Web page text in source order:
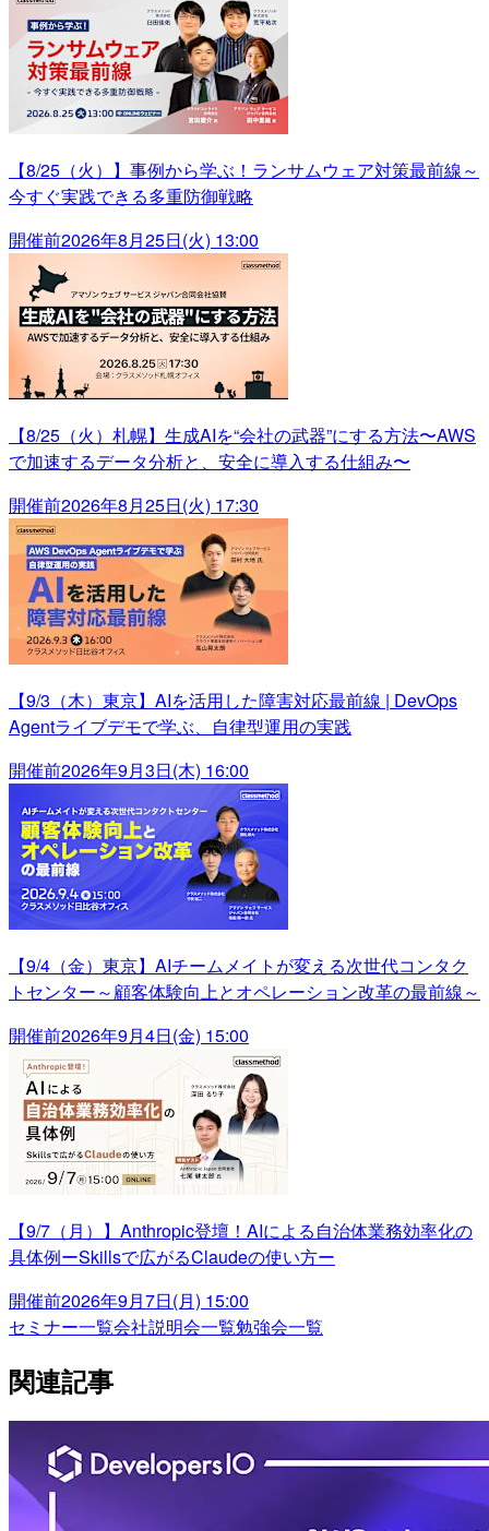
【8/25（火）】事例から学ぶ！ランサムウェア対策最前線～
今すぐ実践できる多重防御戦略
開催前2026年8月25日(火) 13:00
【8/25（火）札幌】生成AIを“会社の武器”にする方法〜AWS
で加速するデータ分析と、安全に導入する仕組み〜
開催前2026年8月25日(火) 17:30
【9/3（木）東京】AIを活用した障害対応最前線 | DevOps
Agentライブデモで学ぶ、自律型運用の実践
開催前2026年9月3日(木) 16:00
【9/4（金）東京】AIチームメイトが変える次世代コンタク
トセンター～顧客体験向上とオペレーション改革の最前線～
開催前2026年9月4日(金) 15:00
【9/7（月）】Anthropic登壇！AIによる自治体業務効率化の
具体例ーSkillsで広がるClaudeの使い方ー
開催前2026年9月7日(月) 15:00
セミナー一覧会社説明会一覧勉強会一覧
関連記事